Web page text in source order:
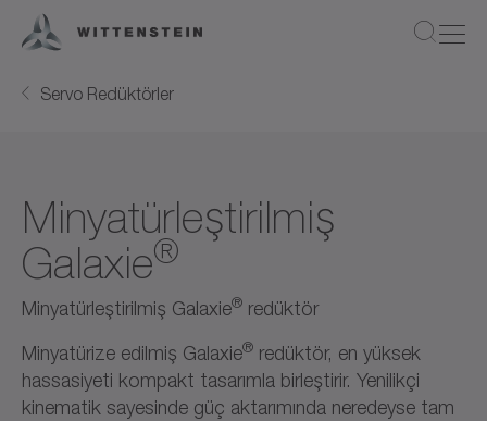
Servo Redüktörler
Minyatürleştirilmiş
Galaxie®
Minyatürleştirilmiş Galaxie® redüktör
Minyatürize edilmiş Galaxie® redüktör, en yüksek
hassasiyeti kompakt tasarımla birleştirir. Yenilikçi
kinematik sayesinde güç aktarımında neredeyse tam